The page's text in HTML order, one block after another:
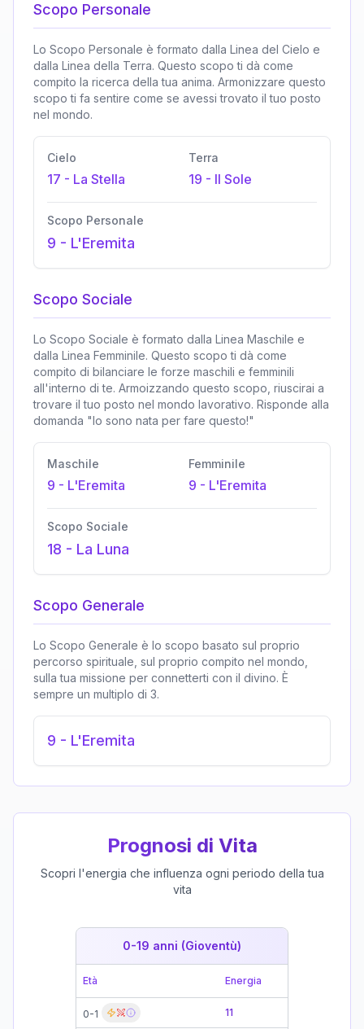
Scopo Personale
Lo Scopo Personale è formato dalla Linea del Cielo e
dalla Linea della Terra. Questo scopo ti dà come
compito la ricerca della tua anima. Armonizzare questo
scopo ti fa sentire come se avessi trovato il tuo posto
nel mondo.
Cielo
17 - La Stella
Terra
19 - Il Sole
Scopo Personale
9 - L'Eremita
Scopo Sociale
Lo Scopo Sociale è formato dalla Linea Maschile e
dalla Linea Femminile. Questo scopo ti dà come
compito di bilanciare le forze maschili e femminili
all'interno di te. Armoizzando questo scopo, riuscirai a
trovare il tuo posto nel mondo lavorativo. Risponde alla
domanda "Io sono nata per fare questo!"
Maschile
9 - L'Eremita
Femminile
9 - L'Eremita
Scopo Sociale
18 - La Luna
Scopo Generale
Lo Scopo Generale è lo scopo basato sul proprio
percorso spirituale, sul proprio compito nel mondo,
sulla tua missione per connetterti con il divino. È
sempre un multiplo di 3.
9 - L'Eremita
Prognosi di Vita
Scopri l'energia che influenza ogni periodo della tua
vita
0-19 anni (Gioventù)
Età Energia
0-1 11